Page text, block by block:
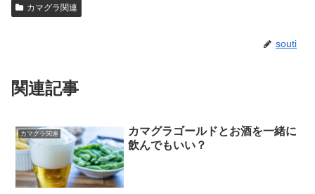
カマグラ関連
souti
関連記事
カマグラ関連
カマグラゴールドとお酒を一緒に
飲んでもいい？